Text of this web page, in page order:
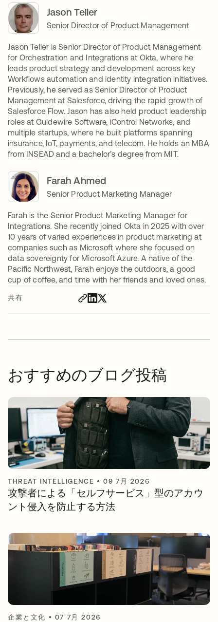
共有
Jason Teller
Senior Director of Product Management
Jason Teller is Senior Director of Product Management
for Orchestration and Integrations at Okta, where he
leads product strategy and development across key
Workflows automation and identity integration initiatives.
Previously, he served as Senior Director of Product
Management at Salesforce, driving the rapid growth of
Salesforce Flow. Jason has also held product leadership
roles at Guidewire Software, iControl Networks, and
multiple startups, where he built platforms spanning
insurance, IoT, payments, and telecom. He holds an MBA
from INSEAD and a bachelor’s degree from MIT.
Farah Ahmed
Senior Product Marketing Manager
Farah is the Senior Product Marketing Manager for
Integrations. She recently joined Okta in 2025 with over
10 years of varied experiences in product marketing at
companies such as Microsoft where she focused on
data sovereignty for Microsoft Azure. A native of the
Pacific Northwest, Farah enjoys the outdoors, a good
cup of coffee, and time with her friends and loved ones.
おすすめのブログ投稿
THREAT INTELLIGENCE •09 7月 2026
攻撃者による「セルフサービス」型のアカウ
ント侵入を防止する方法
企業と文化 • 07 7月 2026